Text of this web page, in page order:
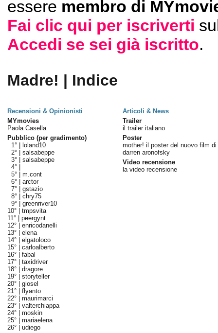
essere membro di
Fai clic qui per iscriverti
Accedi se sei già iscritto.
Madre! | Indice
Recensioni & Opinionisti
Articoli & News
MYmovies
Paola Casella
Pubblico (per gradimento)
1° |
loland10
2° | salsabeppe
3° | salsabeppe
4° |
5° | m.cont
6° | arctor
7° | gstazio
8° | chry75
9° | greenriver10
10° | tmpsvita
11° | peergynt
12° | enricodanelli
13° | elena
14° | elgatoloco
15° | carloalberto
16° | fabal
17° | taxidriver
18° | dragore
19° | storyteller
20° | giosel
21° | flyanto
22° | maurimarci
23° | valterchiappa
24° | moskin
25° | mariaelena
26° | udiego
Trailer
il trailer italiano
Poster
mother! il poster del nuovo film di
darren aronofsky
Video recensione
la video recensione